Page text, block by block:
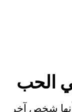
الحب
شخص آخر